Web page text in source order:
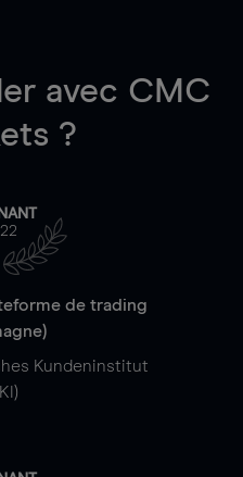
avec CMC
?
de trading
Kundeninstitut